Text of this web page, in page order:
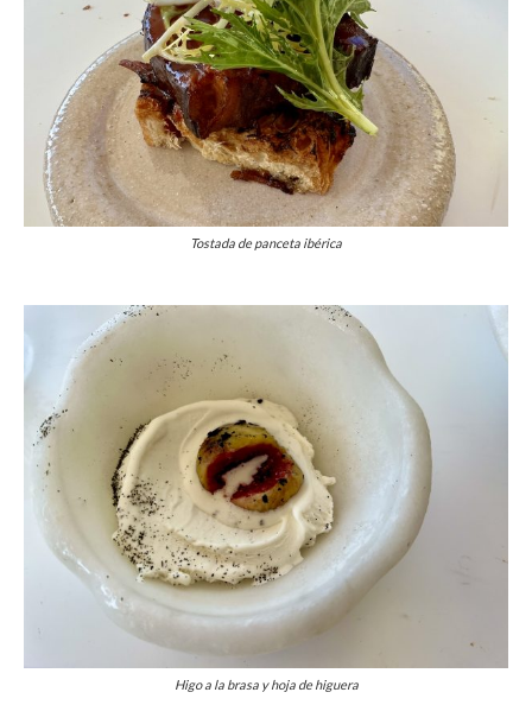
Tostada de panceta ibérica
Higo a la brasa y hoja de higuera